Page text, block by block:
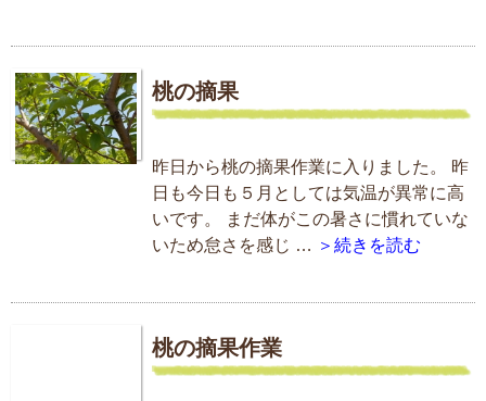
桃の摘果
昨日から桃の摘果作業に入りました。 昨
日も今日も５月としては気温が異常に高
いです。 まだ体がこの暑さに慣れていな
いため怠さを感じ … ＞続きを読む
桃の摘果作業